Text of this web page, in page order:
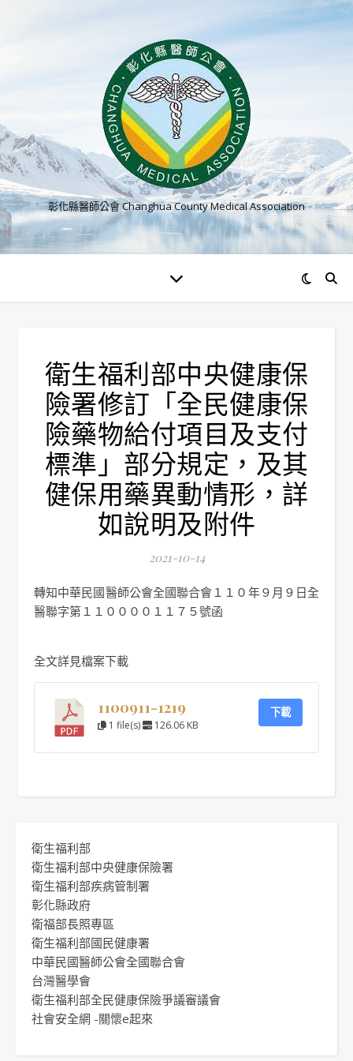
彰化縣醫師公會 Changhua County Medical Association
衛生福利部中央健康保
險署修訂「全民健康保
險藥物給付項目及支付
標準」部分規定，及其
健保用藥異動情形，詳
如說明及附件
2021-10-14
轉知中華民國醫師公會全國聯合會１１０年９月９日全
醫聯字第１１００００１１７５號函
全文詳見檔案下載
1100911-1219
1 file(s) 126.06 KB
下載
衛生福利部
衛生福利部中央健康保險署
衛生福利部疾病管制署
彰化縣政府
衛福部長照專區
衛生福利部國民健康署
中華民國醫師公會全國聯合會
台灣醫學會
衛生福利部全民健康保險爭議審議會
社會安全網 -關懷e起來